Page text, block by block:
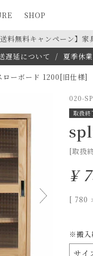
SHOP
送料無料キャンペーン】家
遅延について / 夏季休
ーボード 1200[旧仕様]
020-
取扱終
[取扱
¥
[ 780
※搬入